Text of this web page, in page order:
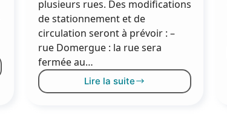
plusieurs rues. Des modifications
de stationnement et de
circulation seront à prévoir : –
rue Domergue : la rue sera
fermée au…
Lire la suite
Infos